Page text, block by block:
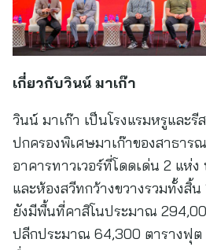
เกี่ยวกับวินน์ มาเก๊า
วินน์ มาเก๊า เป็นโรงแรมหรูและรี
ปกครองพิเศษมาเก๊าของสาธาร
อาคารทาวเวอร์ที่โดดเด่น 2 แห่
และห้องสวีทกว้างขวางรวมทั้งสิ้
ยังมีพื้นที่คาสิโนประมาณ
ปลีกประมาณ 64,300 ตารางฟุต